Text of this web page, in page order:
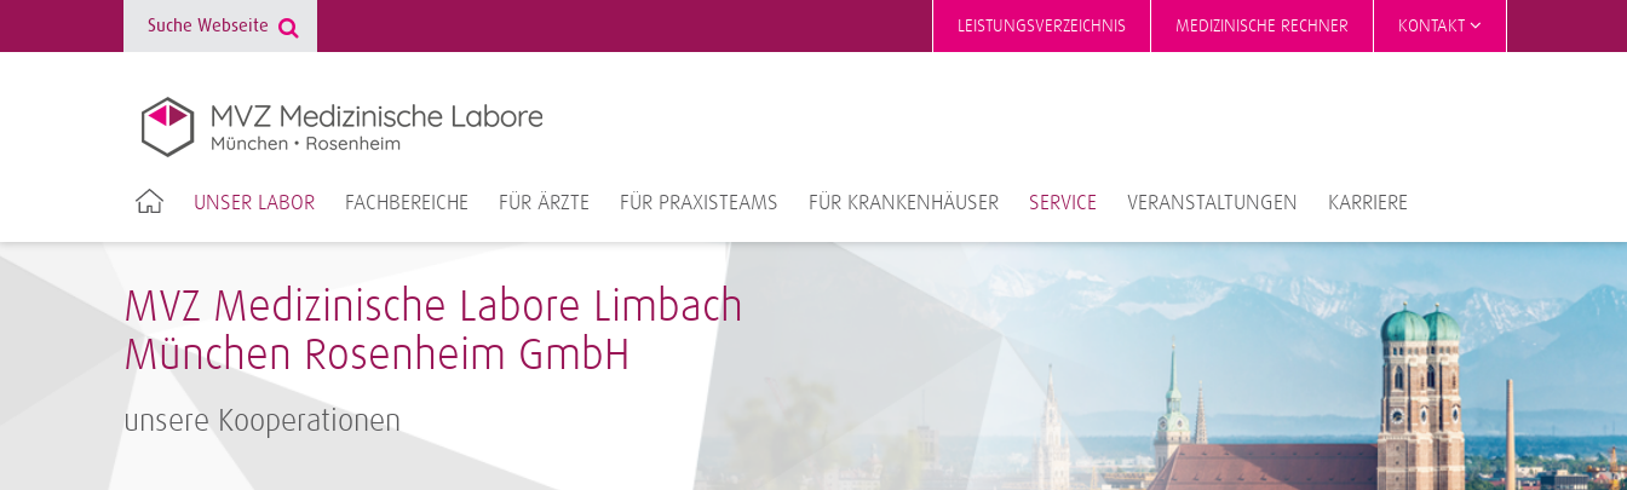
LEISTUNGSVERZEICHNIS MEDIZINISCHE RECHNER KONTAKT
UNSER LABOR FACHBEREICHE FÜR ÄRZTE FÜR PRAXISTEAMS FÜR KRANKENHÄUSER SERVICE VERANSTALTUNGEN KARRIERE
MVZ Medizinische Labore Limbach
München Rosenheim GmbH
unsere Kooperationen